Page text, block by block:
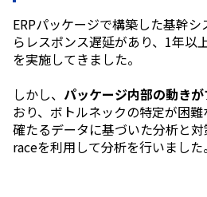
ERPパッケージで構築した基幹
らレスポンス遅延があり、1年以
を実施してきました。
しかし、 パッケージ内部の動き
おり、ボトルネックの特定が困難
確たるデータに基づいた分析と
raceを利用して分析を行いました。